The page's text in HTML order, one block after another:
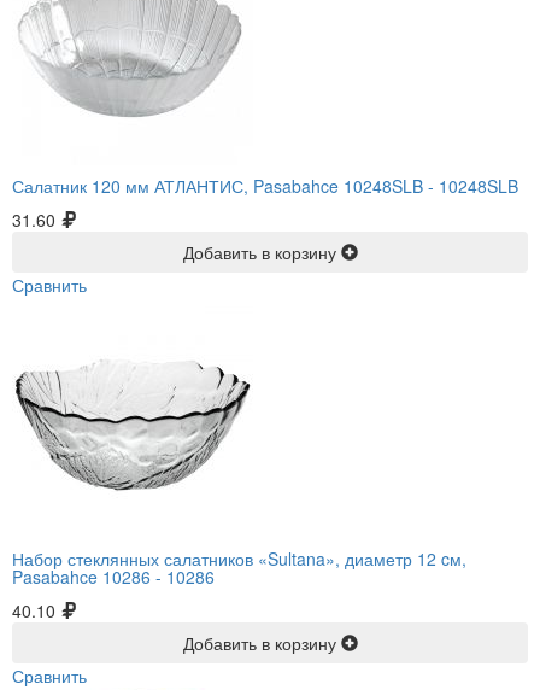
Салатник 120 мм АТЛАНТИС, Pasabahce 10248SLB - 10248SLB
31.60
Добавить в корзину
Сравнить
Набор стеклянных салатников «Sultana», диаметр 12 cм,
Pasabahce 10286 - 10286
40.10
Добавить в корзину
Сравнить